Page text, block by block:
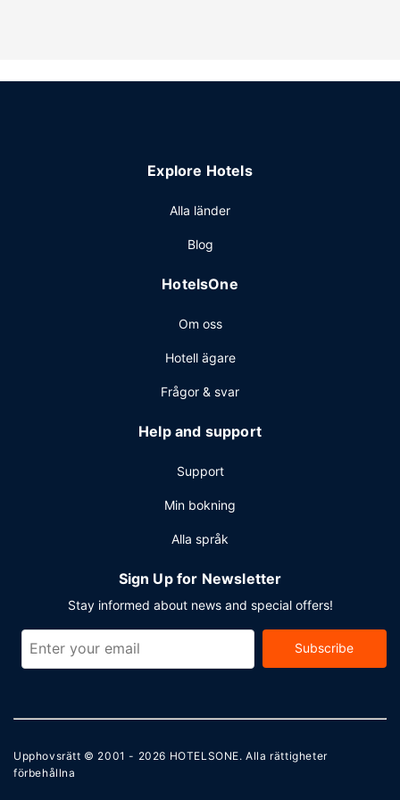
Gäster har tillgång till bland annat expressincheckning,
ett event i Portland? På detta hotell finns det event- och
däribland konferensrum och 21 mötesrum.
Explore Hotels
Alla länder
Blog
HotelsOne
Om oss
Hotell ägare
Frågor & svar
Help and support
Support
Min bokning
Alla språk
Sign Up for Newsletter
Stay informed about news and special offers!
Subscribe
Upphovsrätt © 2001 - 2026 HOTELSONE. Alla rättigheter
förbehållna